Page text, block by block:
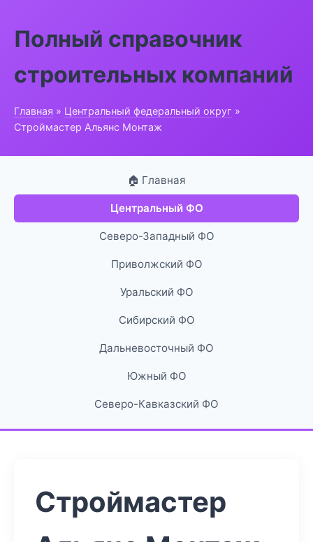
Полный справочник
строительных компаний
Главная » Центральный федеральный округ »
Строймастер Альянс Монтаж
🏠 Главная
Центральный ФО
Северо-Западный ФО
Приволжский ФО
Уральский ФО
Сибирский ФО
Дальневосточный ФО
Южный ФО
Северо-Кавказский ФО
Строймастер